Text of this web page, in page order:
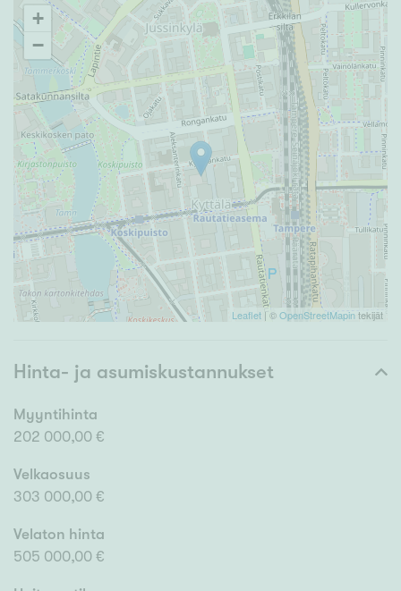
+
−
Leaflet | ©OpenStreetMapintekijät
Hinta- ja asumiskustannukset
Myyntihinta
202 000,00 €
Velkaosuus
303 000,00 €
Velaton hinta
505 000,00 €